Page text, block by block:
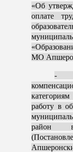
«Об
оплате
МО
-
работу в
район в